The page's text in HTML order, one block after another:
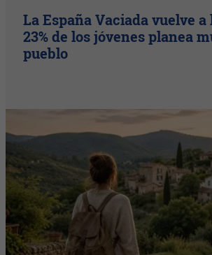
La España Vaciada vuelve a
23% de los jóvenes planea
pueblo